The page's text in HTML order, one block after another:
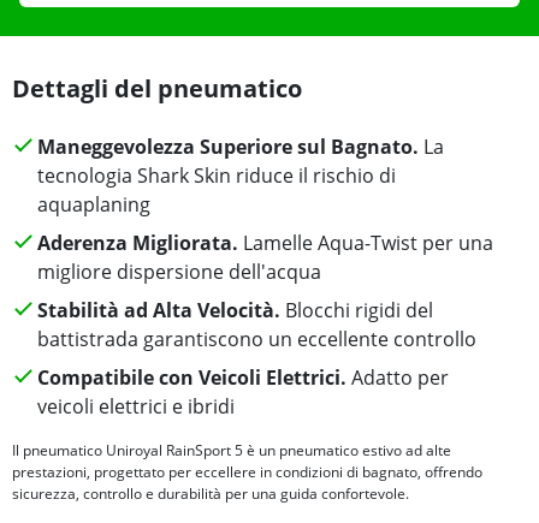
Dettagli del pneumatico
Maneggevolezza Superiore sul Bagnato. La
tecnologia Shark Skin riduce il rischio di
aquaplaning
Aderenza Migliorata. Lamelle Aqua-Twist per una
migliore dispersione dell'acqua
Stabilità ad Alta Velocità. Blocchi rigidi del
battistrada garantiscono un eccellente controllo
Compatibile con Veicoli Elettrici. Adatto per
veicoli elettrici e ibridi
Il pneumatico Uniroyal RainSport 5 è un pneumatico estivo ad alte
prestazioni, progettato per eccellere in condizioni di bagnato, offrendo
sicurezza, controllo e durabilità per una guida confortevole.